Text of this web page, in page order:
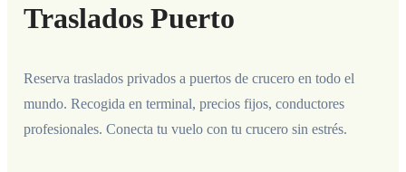
Traslados Puerto
Reserva traslados privados a puertos de crucero en todo el
mundo. Recogida en terminal, precios fijos, conductores
profesionales. Conecta tu vuelo con tu crucero sin estrés.